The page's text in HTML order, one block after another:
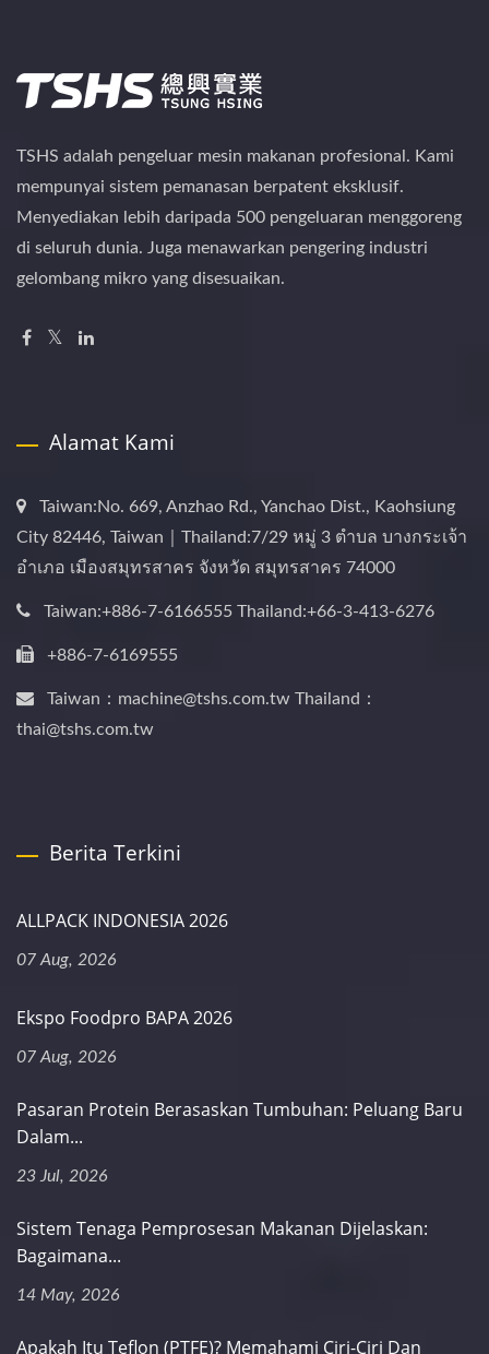
TSHS adalah pengeluar mesin makanan profesional. Kami
mempunyai sistem pemanasan berpatent eksklusif.
Menyediakan lebih daripada 500 pengeluaran menggoreng
di seluruh dunia. Juga menawarkan pengering industri
gelombang mikro yang disesuaikan.
Alamat Kami
Taiwan:No. 669, Anzhao Rd., Yanchao Dist., Kaohsiung
City 82446, Taiwan｜Thailand:7/29 หมู่ 3 ตำบล บางกระเจ้า
อำเภอ เมืองสมุทรสาคร จังหวัด สมุทรสาคร 74000
Taiwan:+886-7-6166555 Thailand:+66-3-413-6276
+886-7-6169555
Taiwan：machine@tshs.com.tw Thailand：
thai@tshs.com.tw
Berita Terkini
ALLPACK INDONESIA 2026
07 Aug, 2026
Ekspo Foodpro BAPA 2026
07 Aug, 2026
Pasaran Protein Berasaskan Tumbuhan: Peluang Baru
Dalam...
23 Jul, 2026
Sistem Tenaga Pemprosesan Makanan Dijelaskan:
Bagaimana...
14 May, 2026
Apakah Itu Teflon (PTFE)? Memahami Ciri-Ciri Dan